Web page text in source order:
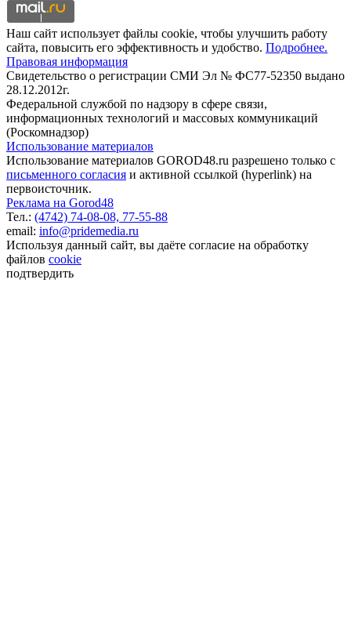
Наш сайт использует файлы cookie, чтобы улучшить работу
сайта, повысить его эффективность и удобство. Подробнее.
Правовая информация
Свидетельство о регистрации СМИ Эл № ФС77-52350 выдано
28.12.2012г.
Федеральной службой по надзору в сфере связи,
информационных технологий и массовых коммуникаций
(Роскомнадзор)
Использование материалов
Использование материалов GOROD48.ru разрешено только с
письменного согласия и активной ссылкой (hyperlink) на
первоисточник.
Реклама на Gorod48
Тел.: (4742) 74-08-08, 77-55-88
email: info@pridemedia.ru
Используя данный сайт, вы даёте согласие на обработку
файлов cookie
подтвердить